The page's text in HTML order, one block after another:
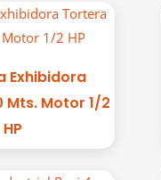
Exhibidora
Mts. Motor 1/2
HP